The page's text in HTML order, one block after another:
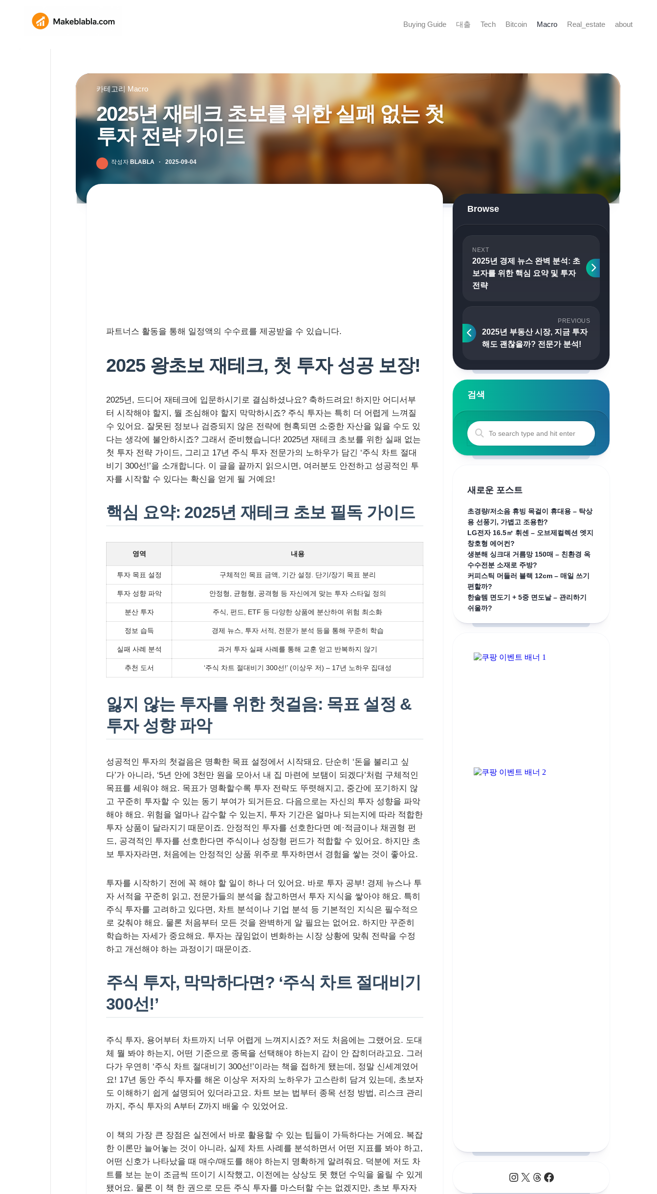
Buying Guide 대출 Tech Bitcoin Macro Real_estate about
카테고리 Macro
2025년 재테크 초보를 위한 실패 없는 첫
투자 전략 가이드
작성자 BLABLA · 2025-09-04
파트너스 활동을 통해 일정액의 수수료를 제공받을 수 있습니다.
2025 왕초보 재테크, 첫 투자 성공 보장!
2025년, 드디어 재테크에 입문하시기로 결심하셨나요? 축하드려요! 하지만 어디서부
터 시작해야 할지, 뭘 조심해야 할지 막막하시죠? 주식 투자는 특히 더 어렵게 느껴질
수 있어요. 잘못된 정보나 검증되지 않은 전략에 현혹되면 소중한 자산을 잃을 수도 있
다는 생각에 불안하시죠? 그래서 준비했습니다! 2025년 재테크 초보를 위한 실패 없는
첫 투자 전략 가이드, 그리고 17년 주식 투자 전문가의 노하우가 담긴 ‘주식 차트 절대
비기 300선!’을 소개합니다. 이 글을 끝까지 읽으시면, 여러분도 안전하고 성공적인 투
자를 시작할 수 있다는 확신을 얻게 될 거예요!
핵심 요약: 2025년 재테크 초보 필독 가이드
영역 내용
투자 목표 설정 구체적인 목표 금액, 기간 설정. 단기/장기 목표 분리
투자 성향 파악 안정형, 균형형, 공격형 등 자신에게 맞는 투자 스타일 정의
분산 투자 주식, 펀드, ETF 등 다양한 상품에 분산하여 위험 최소화
정보 습득 경제 뉴스, 투자 서적, 전문가 분석 등을 통해 꾸준히 학습
실패 사례 분석 과거 투자 실패 사례를 통해 교훈 얻고 반복하지 않기
추천 도서 ‘주식 차트 절대비기 300선!’ (이상우 저) – 17년 노하우 집대성
잃지 않는 투자를 위한 첫걸음: 목표 설정 &
투자 성향 파악
성공적인 투자의 첫걸음은 명확한 목표 설정에서 시작돼요. 단순히 ‘돈을 불리고 싶
다’가 아니라, ‘5년 안에 3천만 원을 모아서 내 집 마련에 보탬이 되겠다’처럼 구체적인
목표를 세워야 해요. 목표가 명확할수록 투자 전략도 뚜렷해지고, 중간에 포기하지 않
고 꾸준히 투자할 수 있는 동기 부여가 되거든요. 다음으로는 자신의 투자 성향을 파악
해야 해요. 위험을 얼마나 감수할 수 있는지, 투자 기간은 얼마나 되는지에 따라 적합한
투자 상품이 달라지기 때문이죠. 안정적인 투자를 선호한다면 예·적금이나 채권형 펀
드, 공격적인 투자를 선호한다면 주식이나 성장형 펀드가 적합할 수 있어요. 하지만 초
보 투자자라면, 처음에는 안정적인 상품 위주로 투자하면서 경험을 쌓는 것이 좋아요.
투자를 시작하기 전에 꼭 해야 할 일이 하나 더 있어요. 바로 투자 공부! 경제 뉴스나 투
자 서적을 꾸준히 읽고, 전문가들의 분석을 참고하면서 투자 지식을 쌓아야 해요. 특히
주식 투자를 고려하고 있다면, 차트 분석이나 기업 분석 등 기본적인 지식은 필수적으
로 갖춰야 해요. 물론 처음부터 모든 것을 완벽하게 알 필요는 없어요. 하지만 꾸준히
학습하는 자세가 중요해요. 투자는 끊임없이 변화하는 시장 상황에 맞춰 전략을 수정
하고 개선해야 하는 과정이기 때문이죠.
주식 투자, 막막하다면? ‘주식 차트 절대비기
300선!’
주식 투자, 용어부터 차트까지 너무 어렵게 느껴지시죠? 저도 처음에는 그랬어요. 도대
체 뭘 봐야 하는지, 어떤 기준으로 종목을 선택해야 하는지 감이 안 잡히더라고요. 그러
다가 우연히 ‘주식 차트 절대비기 300선!’이라는 책을 접하게 됐는데, 정말 신세계였어
요! 17년 동안 주식 투자를 해온 이상우 저자의 노하우가 고스란히 담겨 있는데, 초보자
도 이해하기 쉽게 설명되어 있더라고요. 차트 보는 법부터 종목 선정 방법, 리스크 관리
까지, 주식 투자의 A부터 Z까지 배울 수 있었어요.
이 책의 가장 큰 장점은 실전에서 바로 활용할 수 있는 팁들이 가득하다는 거예요. 복잡
한 이론만 늘어놓는 것이 아니라, 실제 차트 사례를 분석하면서 어떤 지표를 봐야 하고,
어떤 신호가 나타났을 때 매수/매도를 해야 하는지 명확하게 알려줘요. 덕분에 저도 차
트를 보는 눈이 조금씩 뜨이기 시작했고, 이전에는 상상도 못 했던 수익을 올릴 수 있게
됐어요. 물론 이 책 한 권으로 모든 주식 투자를 마스터할 수는 없겠지만, 초보 투자자
Browse
NEXT
2025년 경제 뉴스 완벽 분석: 초
보자를 위한 핵심 요약 및 투자
전략
PREVIOUS
2025년 부동산 시장, 지금 투자
해도 괜찮을까? 전문가 분석!
검색
새로운 포스트
초경량/저소음 휴빙 목걸이 휴대용 – 탁상
용 선풍기, 가볍고 조용한?
LG전자 16.5㎡ 휘센 – 오브제컬렉션 엣지
창호형 에어컨?
생분해 싱크대 거름망 150매 – 친환경 옥
수수전분 소재로 주방?
커피스틱 머들러 블랙 12cm – 매일 쓰기
편할까?
한솔템 면도기 + 5중 면도날 – 관리하기
쉬울까?
Instagram
X Threads
Facebook